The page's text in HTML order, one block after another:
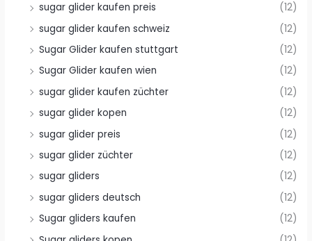
sugar glider kaufen preis
(12)
sugar glider kaufen schweiz
(12)
Sugar Glider kaufen stuttgart
(12)
Sugar Glider kaufen wien
(12)
sugar glider kaufen züchter
(12)
sugar glider kopen
(12)
sugar glider preis
(12)
sugar glider züchter
(12)
sugar gliders
(12)
sugar gliders deutsch
(12)
Sugar gliders kaufen
(12)